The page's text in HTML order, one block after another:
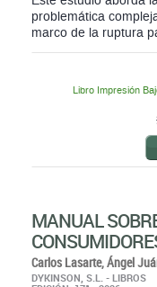
problemática
marco de la ruptura
Libro Impresión
MANUAL
Carlos Lasarte,Ángel
DYKINSON, S.L. - LIBROS
EDICIÓN: 17ª - 2026